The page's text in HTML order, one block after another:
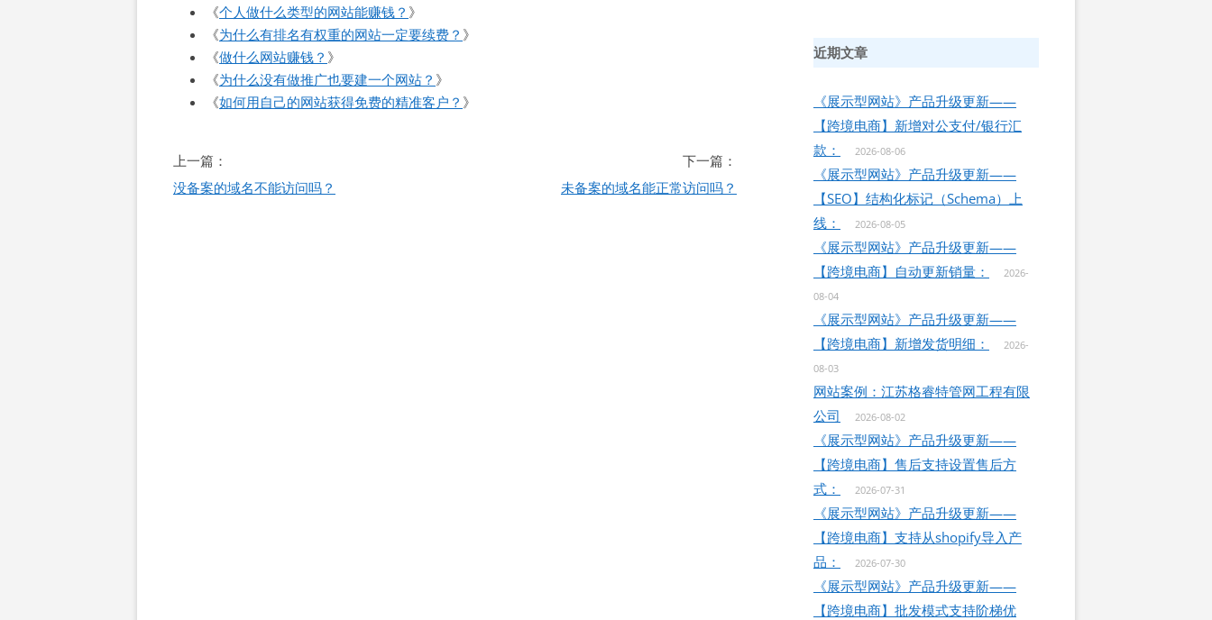
《个人做什么类型的网站能赚钱？ 》
《为什么有排名有权重的网站一定要续费？ 》
《做什么网站赚钱？ 》
《为什么没有做推广也要建一个网站？ 》
《如何用自己的网站获得免费的精准客户？ 》
文
章
上一篇：
没备案的域名不能访问吗？
下一篇：
未备案的域名能正常访问吗？
近期文章
《展示型网站》产品升级更新——
【跨境电商】新增对公支付/银行汇
款：
2026-08-06
《展示型网站》产品升级更新——
【SEO】结构化标记（Schema）上
线：
2026-08-05
《展示型网站》产品升级更新——
【跨境电商】自动更新销量：
2026-
08-04
《展示型网站》产品升级更新——
【跨境电商】新增发货明细：
2026-
08-03
网站案例：江苏格睿特管网工程有限
公司
2026-08-02
《展示型网站》产品升级更新——
【跨境电商】售后支持设置售后方
式：
2026-07-31
《展示型网站》产品升级更新——
【跨境电商】支持从shopify导入产
品：
2026-07-30
《展示型网站》产品升级更新——
【跨境电商】批发模式支持阶梯优